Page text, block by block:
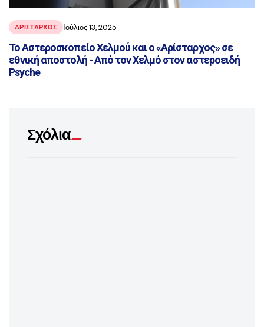
ΑΡΙΣΤΑΡΧΟΣ Ιούλιος 13, 2025
Το Αστεροσκοπείο Χελμού και ο «Αρίσταρχος» σε
εθνική αποστολή - Από τον Χελμό στον αστεροειδή
Psyche
Σχόλια